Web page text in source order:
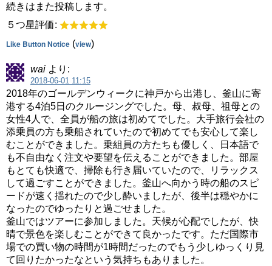
続きはまた投稿します。
５つ星評価:
Like Button Notice (view)
wai より:
2018-06-01 11:15
2018年のゴールデンウィークに神戸から出港し、釜山に寄
港する4泊5日のクルージングでした。母、叔母、祖母との
女性4人で、全員が船の旅は初めてでした。大手旅行会社の
添乗員の方も乗船されていたので初めてでも安心して楽し
むことができました。乗組員の方たちも優しく、日本語で
も不自由なく注文や要望を伝えることができました。部屋
もとても快適で、掃除も行き届いていたので、リラックス
して過ごすことができました。釜山へ向かう時の船のスピ
ードが速く揺れたので少し酔いましたが、後半は穏やかに
なったのでゆったりと過ごせました。
釜山ではツアーに参加しました。天候が心配でしたが、快
晴で景色を楽しむことができて良かったです。ただ国際市
場での買い物の時間が1時間だったのでもう少しゆっくり見
て回りたかったなという気持ちもありました。